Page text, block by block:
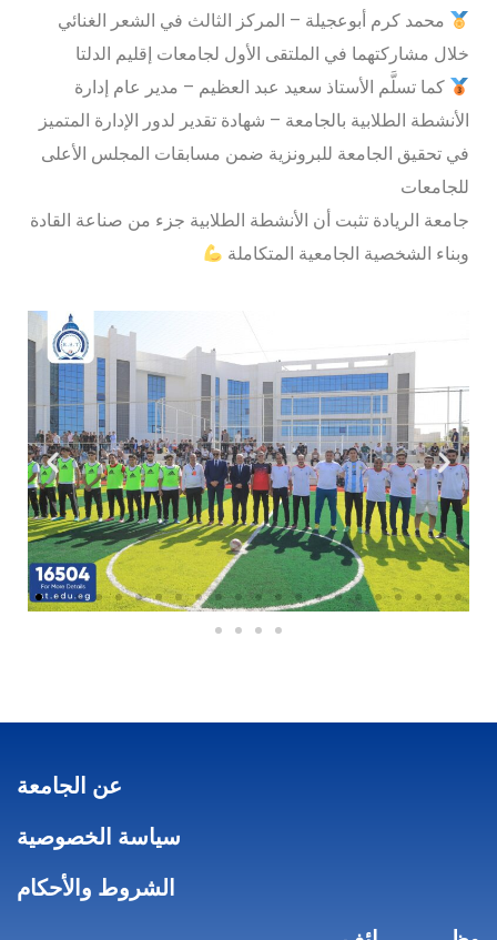
محمد كرم أبوعجيلة – المركز الثالث في الشعر الغنائي
خلال مشاركتهما في الملتقى الأول لجامعات إقليم الدلتا
كما تسلَّم الأستاذ سعيد عبد العظيم – مدير عام إدارة
الأنشطة الطلابية بالجامعة – شهادة تقدير لدور الإدارة المتميز
في تحقيق الجامعة للبرونزية ضمن مسابقات المجلس الأعلى
للجامعات
جامعة الريادة تثبت أن الأنشطة الطلابية جزء من صناعة القادة
وبناء الشخصية الجامعية المتكاملة
عن الجامعة
سياسة الخصوصية
الشروط والأحكام